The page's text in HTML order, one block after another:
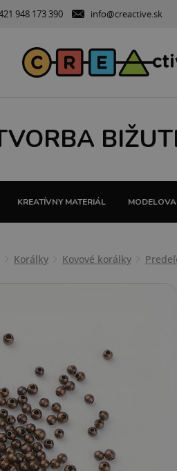
948 173 390 info@creactive.sk
KREATÍVNY MATERIÁL
Korálky Kovové korálky